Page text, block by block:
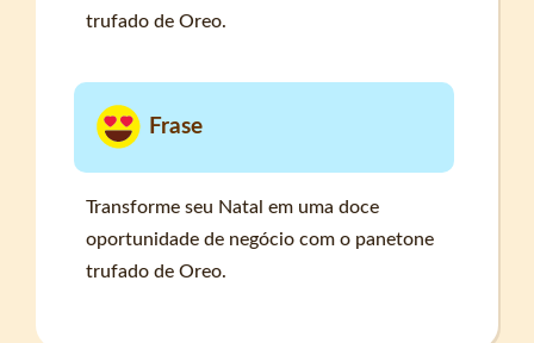
trufado de Oreo.
Frase
Transforme seu Natal em uma doce
oportunidade de negócio com o panetone
trufado de Oreo.